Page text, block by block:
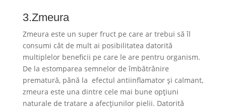
3.Zmeura
Zmeura este un super fruct pe care ar trebui să îl
consumi cât de mult ai posibilitatea datorită
multiplelor beneficii pe care le are pentru organism.
De la estomparea semnelor de îmbătrânire
prematură, până la efectul antiinflamator și calmant,
zmeura este una dintre cele mai bune opțiuni
naturale de tratare a afecțiunilor pielii. Datorită